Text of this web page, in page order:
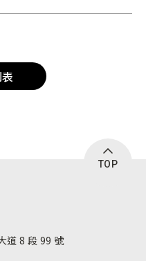
TOP
道 8 段 99 號